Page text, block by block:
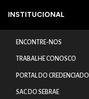
INSTITUCIONAL
ENCONTRE-NOS
TRABALHE CONOSCO
PORTAL DO CREDENCIADO
SAC DO SEBRAE